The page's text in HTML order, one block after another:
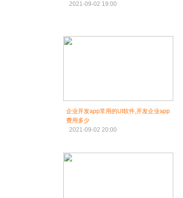
2021-09-02 19:00
企业开发app常用的UI软件,开发企业app
费用多少
2021-09-02 20:00